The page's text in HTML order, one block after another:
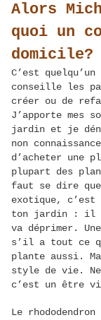
Alors
quoi un
domicile?
C’est
conseille les
créer ou de
J’apporte mes
jardin et je
non
d’acheter une
plupart des
faut se dire
exotique, c’est
ton jardin : il
va déprimer.
s’il a tout ce
plante aussi.
style de vie. Ne
c’est un être
Le